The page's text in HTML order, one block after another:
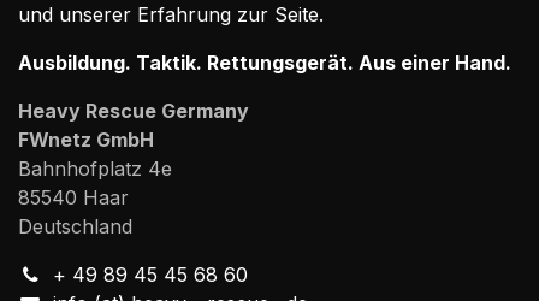
und unserer Erfahrung zur Seite.
Ausbildung. Taktik. Rettungsgerät. Aus einer Hand.
Heavy Rescue Germany
FWnetz GmbH
Bahnhofplatz 4e
85540 Haar
Deutschland
+ 49 89 45 45 68 60